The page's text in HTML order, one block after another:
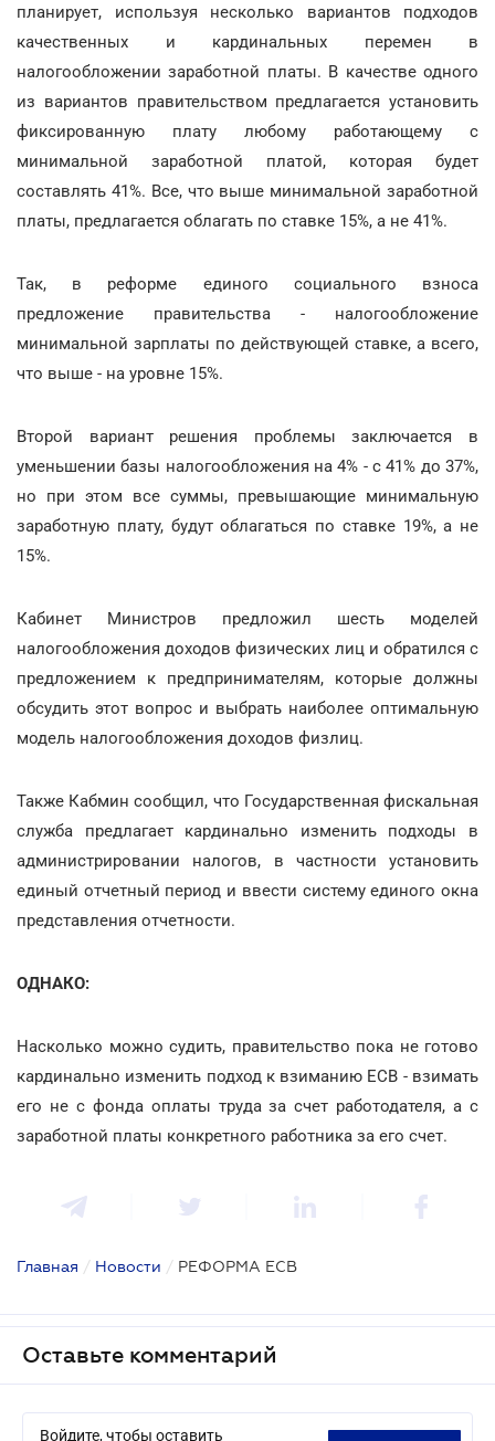
планирует, используя несколько вариантов подходов
качественных и кардинальных перемен в
налогообложении заработной платы. В качестве одного
из вариантов правительством предлагается установить
фиксированную плату любому работающему с
минимальной заработной платой, которая будет
составлять 41%. Все, что выше минимальной заработной
платы, предлагается облагать по ставке 15%, а не 41%.
Так, в реформе единого социального взноса
предложение правительства - налогообложение
минимальной зарплаты по действующей ставке, а всего,
что выше - на уровне 15%.
Второй вариант решения проблемы заключается в
уменьшении базы налогообложения на 4% - с 41% до 37%,
но при этом все суммы, превышающие минимальную
заработную плату, будут облагаться по ставке 19%, а не
15%.
Кабинет Министров предложил шесть моделей
налогообложения доходов физических лиц и обратился с
предложением к предпринимателям, которые должны
обсудить этот вопрос и выбрать наиболее оптимальную
модель налогообложения доходов физлиц.
Также Кабмин сообщил, что Государственная фискальная
служба предлагает кардинально изменить подходы в
администрировании налогов, в частности установить
единый отчетный период и ввести систему единого окна
представления отчетности.
ОДНАКО:
Насколько можно судить, правительство пока не готово
кардинально изменить подход к взиманию ЕСВ - взимать
его не с фонда оплаты труда за счет работодателя, а с
заработной платы конкретного работника за его счет.
Главная / Новости / РЕФОРМА ЕСВ
Оставьте комментарий
Войдите, чтобы оставить